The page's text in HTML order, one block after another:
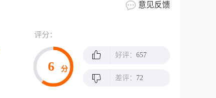
意见反馈
评分：
6 分
好评： 657
差评： 72